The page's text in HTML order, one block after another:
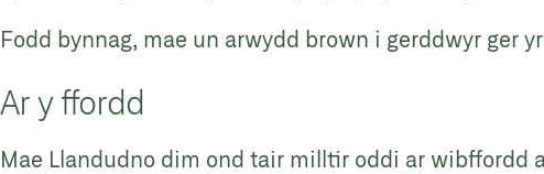
Fodd bynnag, mae un arwydd brown i gerddwyr ger
Ar y ffordd
Mae Llandudno dim ond tair milltir oddi ar wibffordd